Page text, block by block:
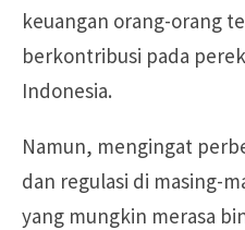
keuangan orang-orang
berkontribusi pada
Indonesia.
Namun, mengingat
dan regulasi di masing-
yang mungkin merasa